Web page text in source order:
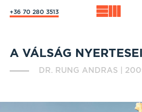
+36 70 280 3513
A VÁLSÁG NYERTESEI
DR. RUNG ANDRAS